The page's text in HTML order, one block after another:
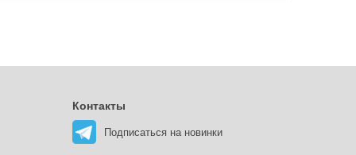
Контакты
Подписаться на новинки